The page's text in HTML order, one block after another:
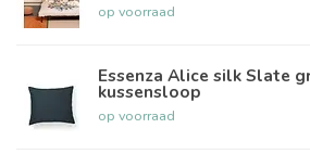
op voorraad
Essenza Alice silk Slate
kussensloop
op voorraad